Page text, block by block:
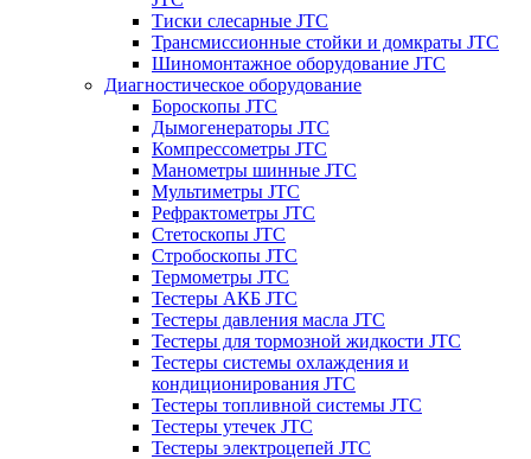
Тиски слесарные JTC
Трансмиссионные стойки и домкраты JTC
Шиномонтажное оборудование JTC
Диагностическое оборудование
Бороскопы JTC
Дымогенераторы JTC
Компрессометры JTC
Манометры шинные JTC
Мультиметры JTC
Рефрактометры JTC
Стетоскопы JTC
Стробоскопы JTC
Термометры JTC
Тестеры АКБ JTC
Тестеры давления масла JTC
Тестеры для тормозной жидкости JTC
Тестеры системы охлаждения и
кондиционирования JTC
Тестеры топливной системы JTC
Тестеры утечек JTC
Тестеры электроцепей JTC